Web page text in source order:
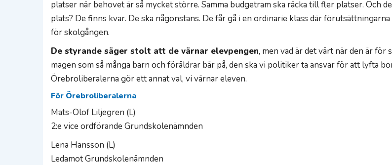
platser när behovet är så mycket större. Samma budgetram ska räcka till fler platser. Och
plats? De finns kvar. De ska någonstans. De får gå i en ordinarie klass där
för skolgången.
De styrande säger stolt att de värnar elevpengen, men vad är det värt när den är för
magen som så många barn och föräldrar bär på, den ska vi politiker ta ansvar för att lyfta
Örebroliberalerna gör ett annat val, vi värnar eleven.
För Örebroliberalerna
Mats-Olof Liljegren (L)
2:e vice ordförande Grundskolenämnden
Lena Hansson (L)
Ledamot Grundskolenämnden